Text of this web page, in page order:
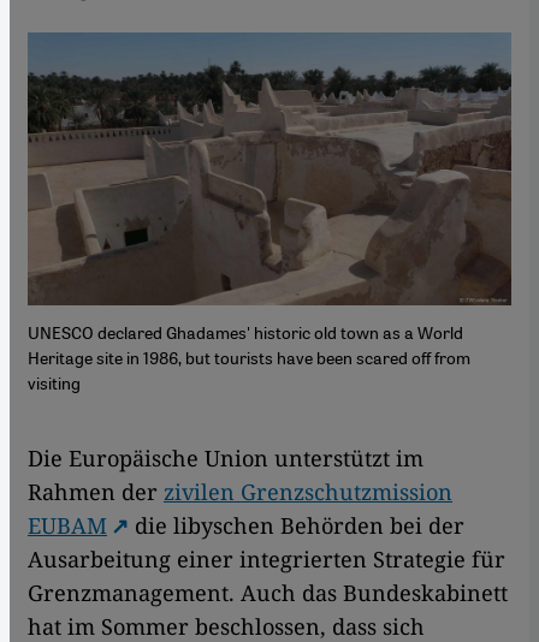
UNESCO declared Ghadames' historic old town as a World
Heritage site in 1986, but tourists have been scared off from
visiting
Die Europäische Union unterstützt im
Rahmen der zivilen Grenzschutzmission
EUBAM
die libyschen Behörden bei der
Ausarbeitung einer integrierten Strategie für
Grenzmanagement. Auch das Bundeskabinett
hat im Sommer beschlossen, dass sich